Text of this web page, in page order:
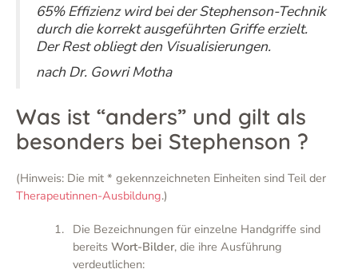
65% Effizienz wird bei der Stephenson-Technik
durch die korrekt ausgeführten Griffe erzielt.
Der Rest obliegt den Visualisierungen.
nach Dr. Gowri Motha
Was ist “anders” und gilt als
besonders bei Stephenson ?
(Hinweis: Die mit * gekennzeichneten Einheiten sind Teil der
Therapeutinnen-Ausbildung.)
Die Bezeichnungen für einzelne Handgriffe sind
bereits Wort-Bilder, die ihre Ausführung
verdeutlichen: